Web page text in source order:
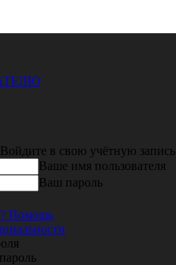
в свою учётную запись
Ваше имя пользователя
Ваш пароль
Помощь